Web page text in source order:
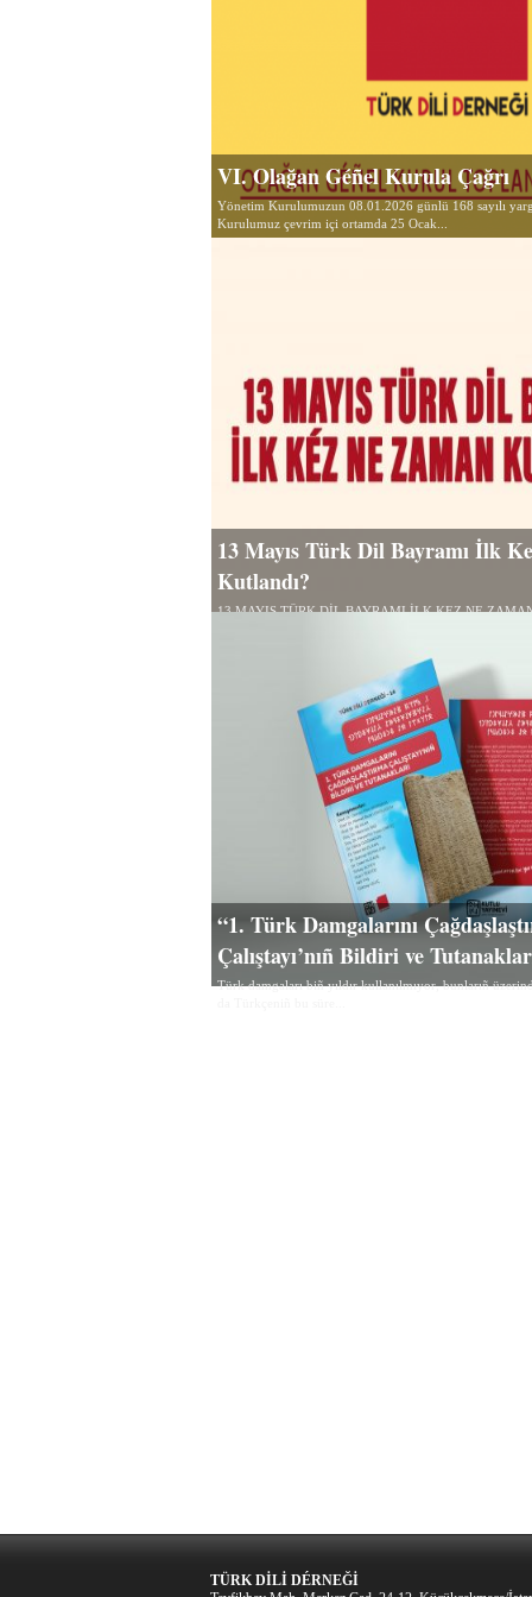
VI. Olağan Géñel Kurula Çağrı
Yönetim Kurulumuzun 08.01.2026 günlü 168 sayılı
Kurulumuz çevrim içi ortamda 25 Ocak...
13 Mayıs Türk Dil Bayramı İlk
Kutlandı?
13 MAYIS TÜRK DİL BAYRAMI İLK KEZ NE
“1. Türk Damgalarını
Çalıştayı’nıñ Bildiri ve
Türk damgaları biñ yıldır kullanılmıyor, bunlarıñ
TÜRK DİLİ DÉRNEĞİ